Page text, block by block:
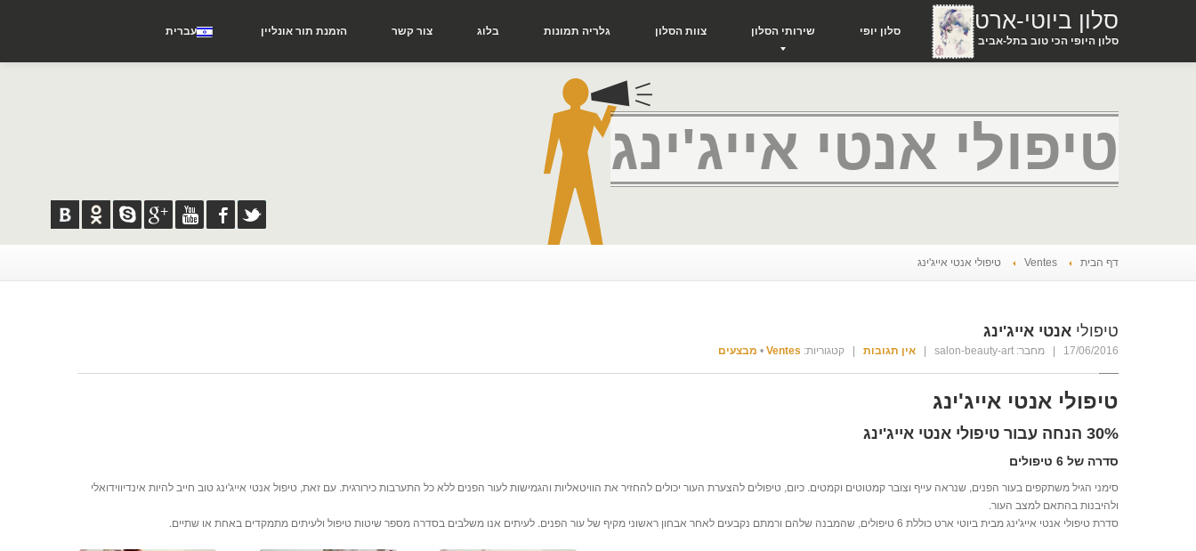
סלון ביוטי-ארט
סלון היופי הכי טוב בתל-אביב
סלון יופי שירותי הסלון צוות הסלון גלריה תמונות בלוג צור קשר הזמנת תור אונליין עברית
טיפולי אנטי אייג'ינג
דף הבית Ventes טיפולי אנטי אייג'ינג
טיפולי אנטי אייג'ינג
17/06/2016 | מחבר: salon-beauty-art אין תגובות | קטגוריות: Ventes
• מבצעים
טיפולי אנטי אייג'ינג
30% הנחה עבור טיפולי אנטי אייג'ינג
סדרה של 6 טיפולים
סימני הגיל משתקפים בעור הפנים, שנראה עייף וצובר קמטוטים וקמטים. כיום, טיפולים להצערת העור יכולים להחזיר את הוויטאליות והגמישות לעור הפנים ללא כל התערבות כירורגית. עם זאת, טיפול אנטי אייג'ינג טוב חייב להיות אינדיווידואלי
ולהיבנות בהתאם למצב העור.
סדרת טיפולי אנטי אייג'ינג מבית ביוטי ארט כוללת 6 טיפולים, שהמבנה שלהם ורמתם נקבעים לאחר אבחון ראשוני מקיף של עור הפנים. לעיתים אנו משלבים בסדרה מספר שיטות טיפול ולעיתים מתמקדים באחת או שתיים.